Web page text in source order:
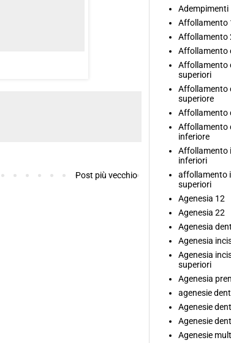
Post più vecchio
Adempimenti
Affollamento
Affollamento
Affollamento
Affollamento
superiori
Affollamento
superiore
Affollamento
Affollamento
inferiore
Affollamento
inferiori
affollamento
superiori
Agenesia 12
Agenesia 22
Agenesia
Agenesia
Agenesia
superiori
Agenesia
agenesie
Agenesie
Agenesie
Agenesie